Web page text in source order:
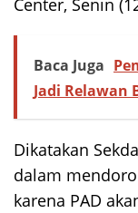
Baca Juga
Jadi Relawan
Dikatakan
dalam
karena PAD